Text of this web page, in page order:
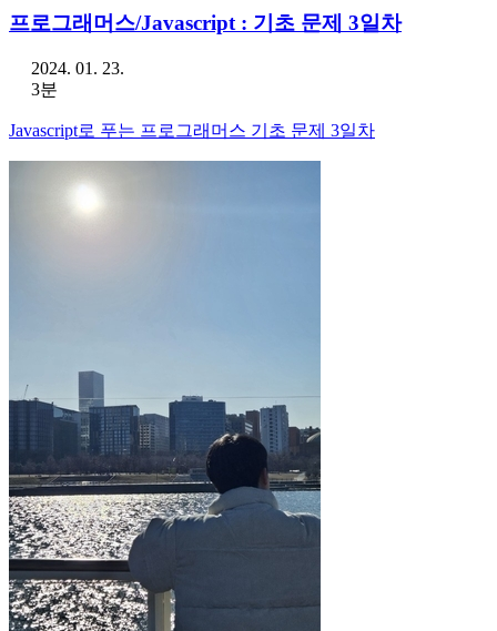
프로그래머스/Javascript : 기초 문제 3일차
2024. 01. 23.
3분
Javascript로 푸는 프로그래머스 기초 문제 3일차